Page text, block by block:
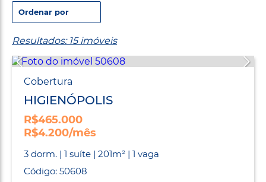
Resultados: 15 imóveis
Cobertura
HIGIENÓPOLIS
R$465.000
R$4.200/mês
3 dorm. | 1 suíte | 201m² | 1 vaga
Código: 50608